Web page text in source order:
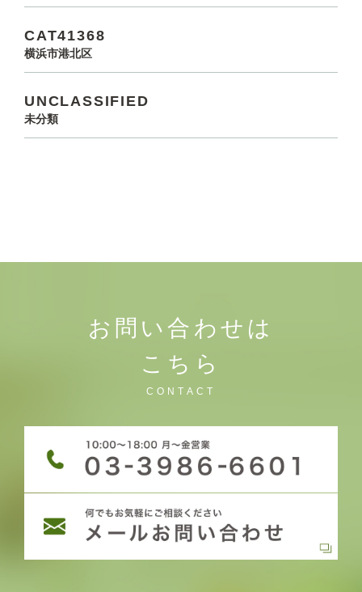
CAT41368
横浜市港北区
UNCLASSIFIED
未分類
お問い合わせは
こちら
CONTACT